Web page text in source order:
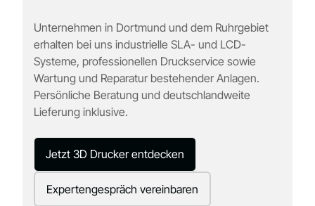
Unternehmen in Dortmund und dem Ruhrgebiet
erhalten bei uns industrielle SLA- und LCD-
Systeme, professionellen Druckservice sowie
Wartung und Reparatur bestehender Anlagen.
Persönliche Beratung und deutschlandweite
Lieferung inklusive.
Jetzt 3D Drucker entdecken
Expertengespräch vereinbaren